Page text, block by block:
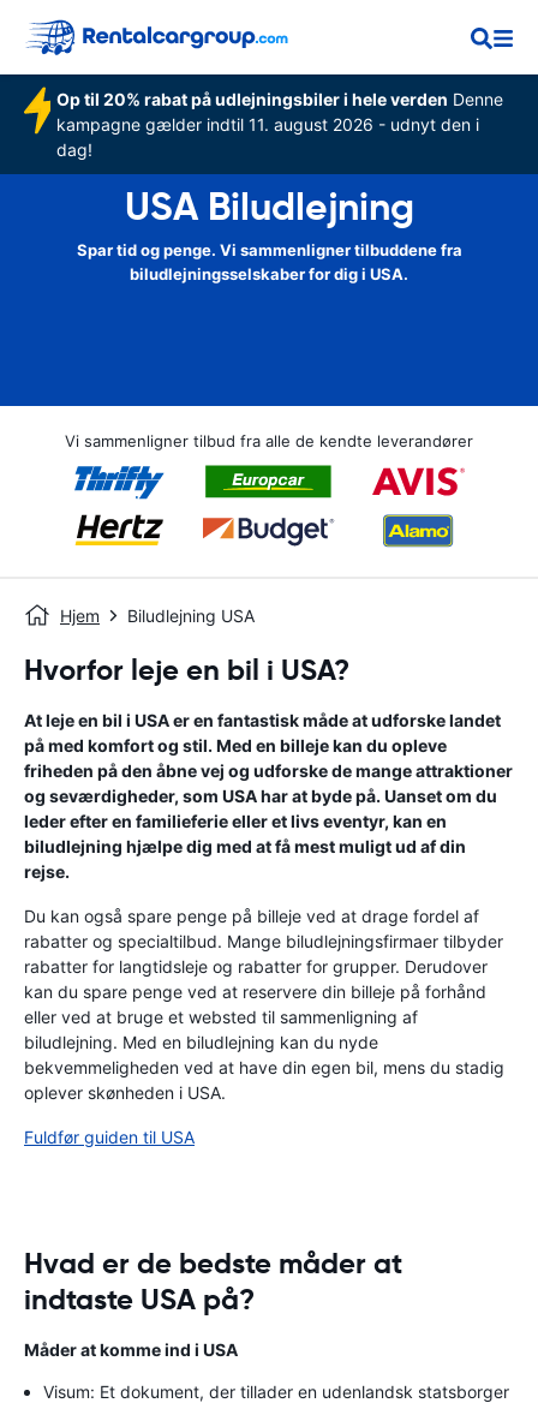
Op til 20% rabat på udlejningsbiler i hele verden Denne
kampagne gælder indtil 11. august 2026 - udnyt den i
dag!
USA Biludlejning
Spar tid og penge. Vi sammenligner tilbuddene fra
biludlejningsselskaber for dig i USA.
Vi sammenligner tilbud fra alle de kendte leverandører
Hjem Biludlejning USA
Hvorfor leje en bil i USA?
At leje en bil i USA er en fantastisk måde at udforske landet
på med komfort og stil. Med en billeje kan du opleve
friheden på den åbne vej og udforske de mange attraktioner
og seværdigheder, som USA har at byde på. Uanset om du
leder efter en familieferie eller et livs eventyr, kan en
biludlejning hjælpe dig med at få mest muligt ud af din
rejse.
Du kan også spare penge på billeje ved at drage fordel af
rabatter og specialtilbud. Mange biludlejningsfirmaer tilbyder
rabatter for langtidsleje og rabatter for grupper. Derudover
kan du spare penge ved at reservere din billeje på forhånd
eller ved at bruge et websted til sammenligning af
biludlejning. Med en biludlejning kan du nyde
bekvemmeligheden ved at have din egen bil, mens du stadig
oplever skønheden i USA.
Fuldfør guiden til USA
Hvad er de bedste måder at
indtaste USA på?
Måder at komme ind i USA
Visum: Et dokument, der tillader en udenlandsk statsborger